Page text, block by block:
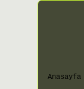
Anasayfa